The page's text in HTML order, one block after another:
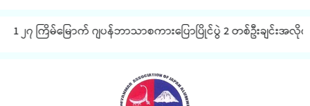
1 ၂၇ ကြိမ်မြောက် ဂျပန်ဘာသာစကားပြောပြိုင်ပွဲ 2 တစ်ဦးချင်းအလိုက်